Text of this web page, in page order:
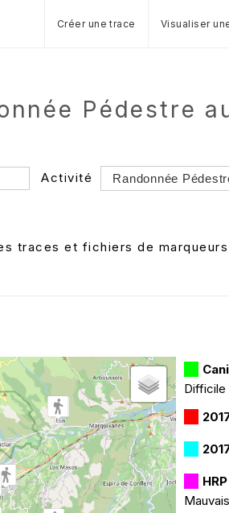
Créer une trace Visualiser
Pédestre
Activité
Dossier
traces et fichiers de marqueurs
Difficile